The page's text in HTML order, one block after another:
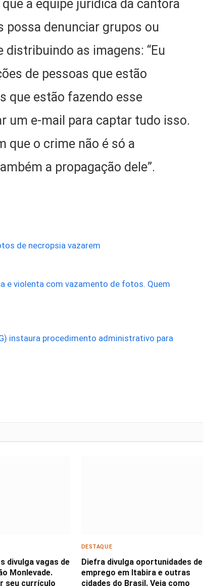
a equipe jurídica da cantora
possa denunciar grupos ou
as imagens: “Eu
de pessoas que estão
que estão fazendo esse
um e-mail para captar tudo isso.
que o crime não é só a
a propagação dele”.
de necropsia vazarem
e violenta com vazamento de fotos. Quem
instaura procedimento administrativo para
divulga vagas de
Monlevade.
seu currículo
DESTAQUE
Diefra divulga oportunidades de
emprego em Itabira e outras
cidades do Brasil. Veja como